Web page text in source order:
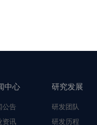
中心
公告
资讯
研究发展
研发团队
研发历程